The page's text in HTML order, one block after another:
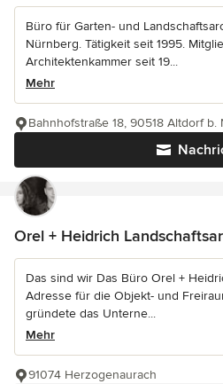
Büro für Garten- und
Nürnberg. Tätigkeit seit 1995.
Architektenkammer seit 19...
Mehr
Bahnhofstraße 18, 90518 Altdorf b.
Orel + Heidrich
Das sind wir Das Büro Orel +
Adresse für die Objekt- und
gründete das Unterne...
Mehr
91074 Herzogenaurach